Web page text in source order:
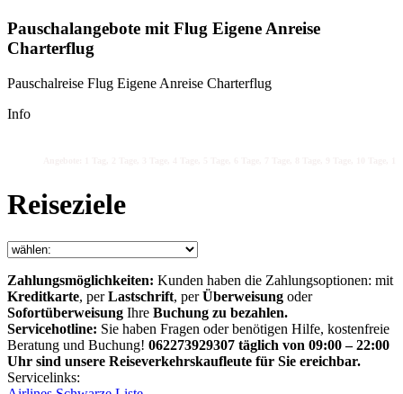
Pauschalangebote mit Flug Eigene Anreise
Charterflug
Pauschalreise Flug Eigene Anreise Charterflug
Info
Reiseziele
Zahlungsmöglichkeiten: Kunden haben die Zahlungsoptionen: mit
Kreditkarte, perLastschrift, perÜberweisung oder
Sofortüberweisung Ihre Buchung zu bezahlen.
Servicehotline: Sie haben Fragen oder benötigen Hilfe, kostenfreie
Beratung und Buchung! 062273929307 täglich von 09:00 – 22:00
Uhr sind unsere Reiseverkehrskaufleute für Sie ereichbar.
Servicelinks: